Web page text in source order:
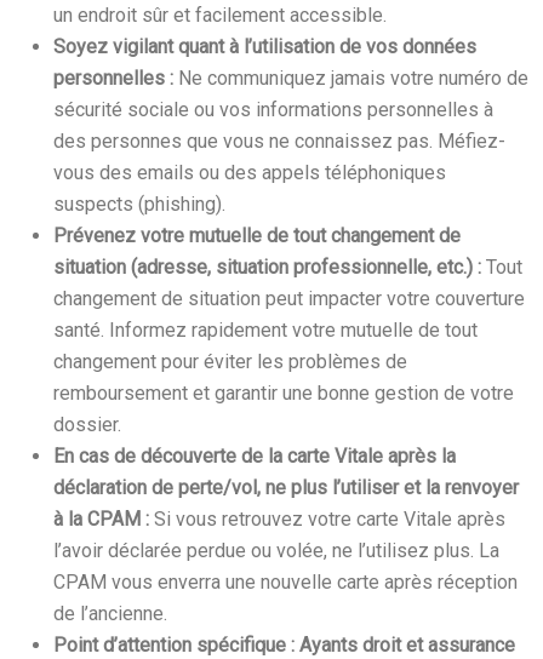
un endroit sûr et facilement accessible.
Soyez vigilant quant à l’utilisation de vos données
personnelles : Ne communiquez jamais votre numéro de
sécurité sociale ou vos informations personnelles à
des personnes que vous ne connaissez pas. Méfiez-
vous des emails ou des appels téléphoniques
suspects (phishing).
Prévenez votre mutuelle de tout changement de
situation (adresse, situation professionnelle, etc.) : Tout
changement de situation peut impacter votre couverture
santé. Informez rapidement votre mutuelle de tout
changement pour éviter les problèmes de
remboursement et garantir une bonne gestion de votre
dossier.
En cas de découverte de la carte Vitale après la
déclaration de perte/vol, ne plus l’utiliser et la renvoyer
à la CPAM : Si vous retrouvez votre carte Vitale après
l’avoir déclarée perdue ou volée, ne l’utilisez plus. La
CPAM vous enverra une nouvelle carte après réception
de l’ancienne.
Point d’attention spécifique : Ayants droit et assurance